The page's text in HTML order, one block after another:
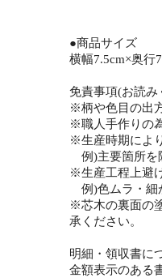
●商品サイズ
横幅7.5cm×奥行
免責事項(お読み
※柄や色目の出
※職人手作りの
※生産時期によ
例)主要箇所を
※生産工程上避
例)色ムラ・細
※芯木の裏面の
承ください。
明細・領収書に
金額表示のある